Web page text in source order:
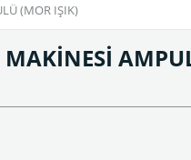
(MOR IŞIK)
MAKİNESİ